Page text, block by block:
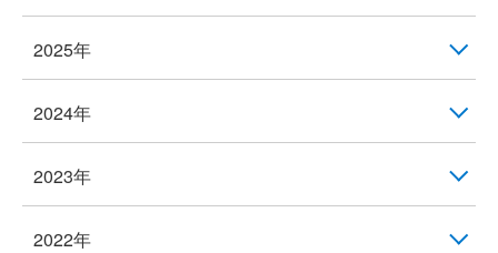
2025年
2024年
2023年
2022年